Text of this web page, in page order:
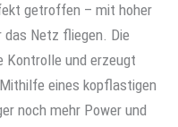
getroffen – mit hoher
das Netz fliegen. Die
Kontrolle und erzeugt
eines kopflastigen
noch mehr Power und